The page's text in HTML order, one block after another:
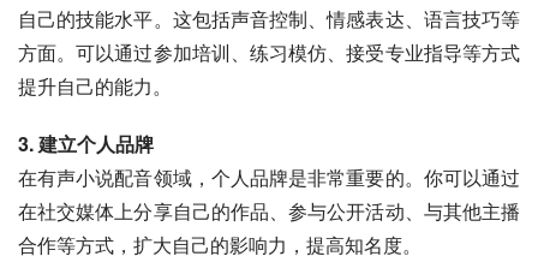
自己的技能水平。这包括声音控制、情感表达、语言技巧等
方面。可以通过参加培训、练习模仿、接受专业指导等方式
提升自己的能力。
3. 建立个人品牌
在有声小说配音领域，个人品牌是非常重要的。你可以通过
在社交媒体上分享自己的作品、参与公开活动、与其他主播
合作等方式，扩大自己的影响力，提高知名度。